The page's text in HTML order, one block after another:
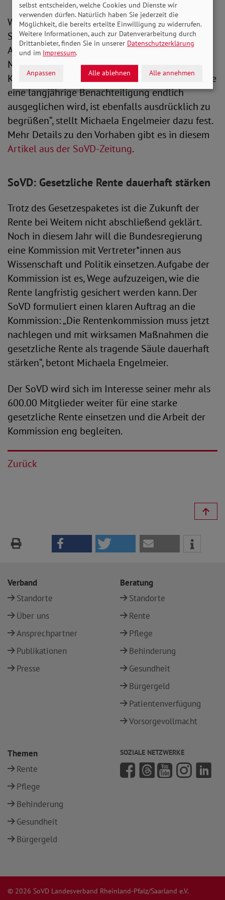
Weitere Elemente des Rentenpakets sind die
Stärkung der Betriebsrenten, die Einführung der
Aktivrente sowie die Ausweitung der
Mütterrente auch auf Frauen, die vor 1992
Kinder geboren haben. „Dass mit der Mütterrente
eine langjährige Benachteiligung endlich
ausgeglichen wird, ist ebenfalls ausdrücklich zu
begrüßen“, stellt Michaela Engelmeier dazu fest.
Mehr Details zu den Vorhaben gibt es in diesem
Artikel aus der SoVD-Zeitung.
SoVD: Gesetzliche Rente dauerhaft stärken
Trotz des Gesetzespaketes ist die Zukunft der
Rente bei Weitem nicht abschließend geklärt.
Noch in diesem Jahr will die Bundesregierung
eine Kommission mit Vertreter*innen aus
Wissenschaft und Politik einsetzen. Aufgabe der
Kommission ist es, Wege aufzuzeigen, wie die
Rente langfristig gesichert werden kann. Der
SoVD formuliert einen klaren Auftrag an die
Kommission: „Die Rentenkommission muss jetzt
nachlegen und mit wirksamen Maßnahmen die
gesetzliche Rente als tragende Säule dauerhaft
stärken“, betont Michaela Engelmeier.
Der SoVD wird sich im Interesse seiner mehr als
600.00 Mitglieder weiter für eine starke
gesetzliche Rente einsetzen und die Arbeit der
Kommission eng begleiten.
Zurück
Verband
Standorte
Über uns
Ansprechpartner
Publikationen
Presse
Beratung
Standorte
Rente
Pflege
Behinderung
Gesundheit
Bürgergeld
Patientenverfügung
Vorsorgevollmacht
Themen
Rente
Pflege
Behinderung
Gesundheit
Bürgergeld
SOZIALE NETZWERKE
© 2026 SoVD Landesverband Rheinland-Pfalz/Saarland e.V.
selbst entscheiden, welche Cookies und Dienste wir
verwenden dürfen. Natürlich haben Sie jederzeit die
Möglichkeit, die bereits erteilte Einwilligung zu widerrufen.
Weitere Informationen, auch zur Datenverarbeitung durch
Drittanbieter, finden Sie in unserer Datenschutzerklärung
und im Impressum.
Anpassen Alle ablehnen Alle annehmen